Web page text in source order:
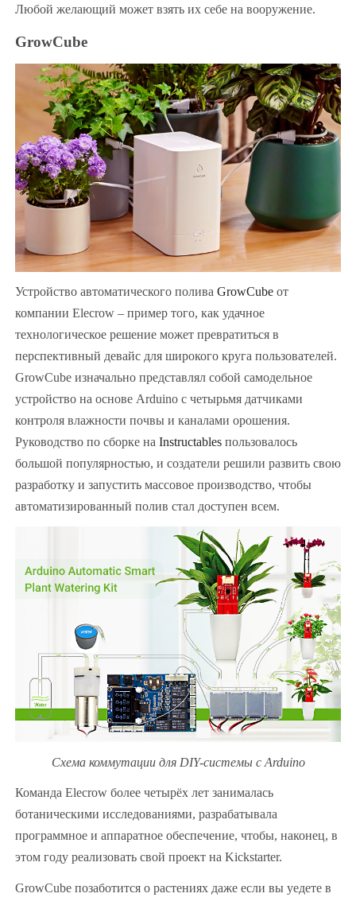
Любой желающий может взять их себе на вооружение.
GrowCube
Устройство автоматического полива GrowCube от
компании Elecrow – пример того, как удачное
технологическое решение может превратиться в
перспективный девайс для широкого круга пользователей.
GrowCube изначально представлял собой самодельное
устройство на основе Arduino с четырьмя датчиками
контроля влажности почвы и каналами орошения.
Руководство по сборке на Instructables пользовалось
большой популярностью, и создатели решили развить свою
разработку и запустить массовое производство, чтобы
автоматизированный полив стал доступен всем.
Схема коммутации для DIY-системы с Arduino
Команда Elecrow более четырёх лет занималась
ботаническими исследованиями, разрабатывала
программное и аппаратное обеспечение, чтобы, наконец, в
этом году реализовать свой проект на Kickstarter.
GrowCube позаботится о растениях даже если вы уедете в